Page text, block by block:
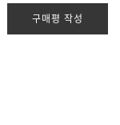
구매평 작성